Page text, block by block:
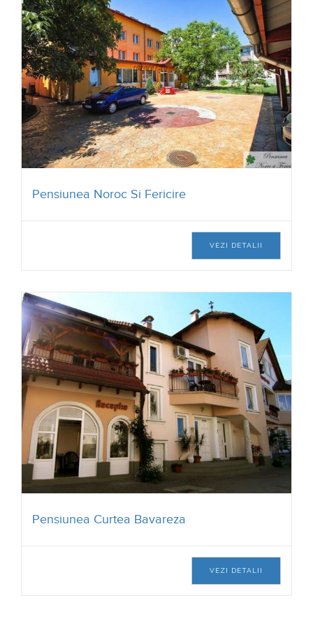
Hotel PRIVO
VEZI DETALII
Pensiunea Noroc Si Fericire
VEZI DETALII